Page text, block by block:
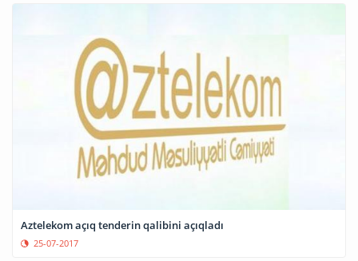
Aztelekom açıq tenderin qalibini açıqladı
25-07-2017